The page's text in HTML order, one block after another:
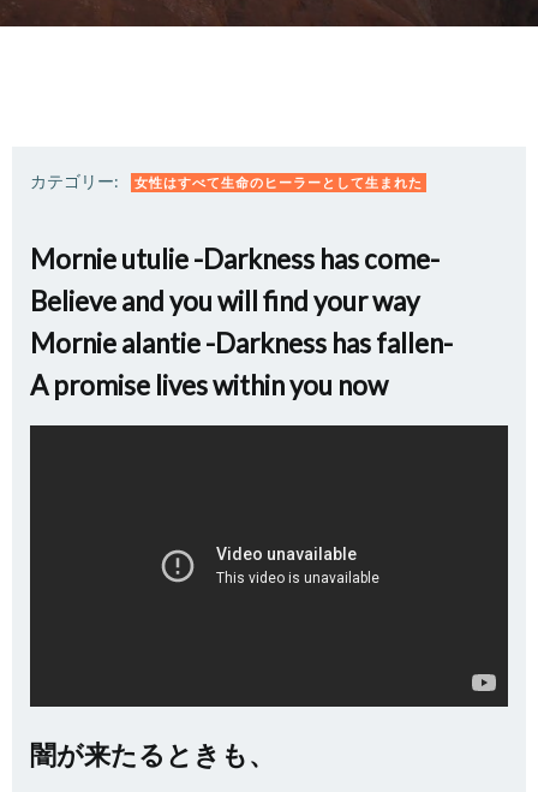
カテゴリー: 女性はすべて生命のヒーラーとして生まれた
Mornie utulie -Darkness has come-
Believe and you will find your way
Mornie alantie -Darkness has fallen-
A promise lives within you now
闇が来たるときも、